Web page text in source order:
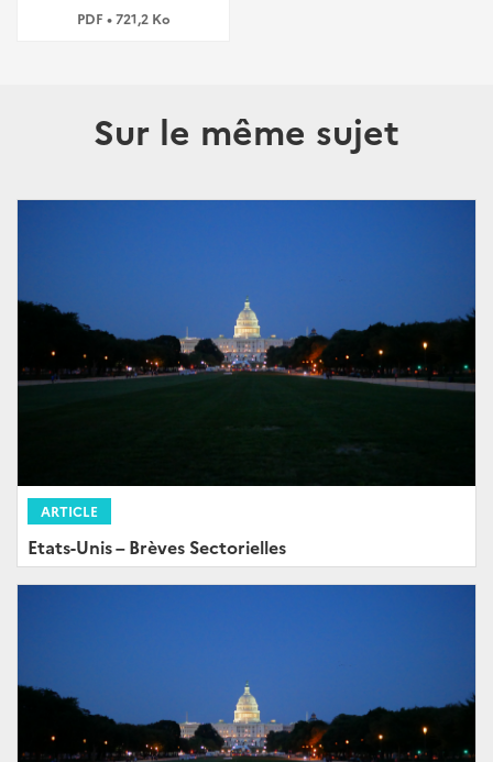
PDF • 721,2 Ko
Sur le même sujet
ARTICLE
Etats-Unis – Brèves Sectorielles